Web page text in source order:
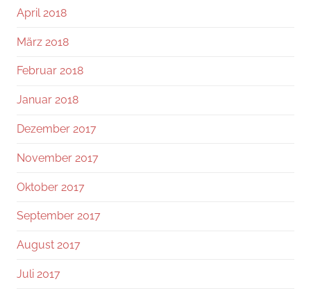
April 2018
März 2018
Februar 2018
Januar 2018
Dezember 2017
November 2017
Oktober 2017
September 2017
August 2017
Juli 2017